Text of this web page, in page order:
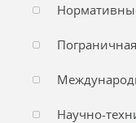
Научно-